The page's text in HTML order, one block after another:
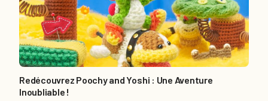
Redécouvrez Poochy and Yoshi : Une Aventure
Inoubliable !